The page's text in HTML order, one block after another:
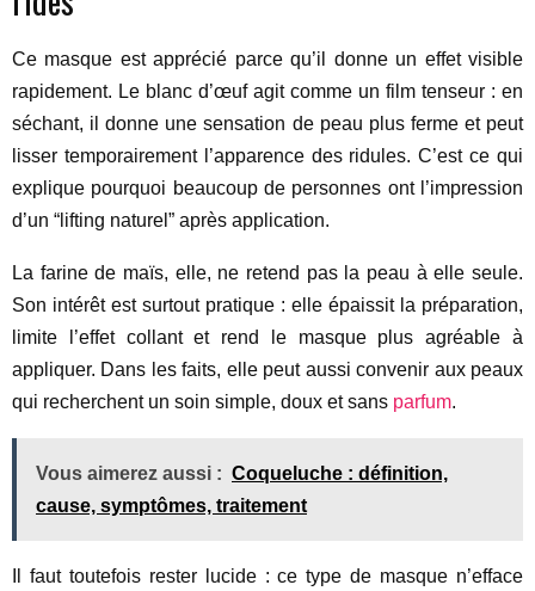
Ce masque est apprécié parce qu’il donne un effet visible
rapidement. Le blanc d’œuf agit comme un film tenseur : en
séchant, il donne une sensation de peau plus ferme et peut
lisser temporairement l’apparence des ridules. C’est ce qui
explique pourquoi beaucoup de personnes ont l’impression
d’un “lifting naturel” après application.
La farine de maïs, elle, ne retend pas la peau à elle seule.
Son intérêt est surtout pratique : elle épaissit la préparation,
limite l’effet collant et rend le masque plus agréable à
appliquer. Dans les faits, elle peut aussi convenir aux peaux
qui recherchent un soin simple, doux et sans parfum.
Vous aimerez aussi : Coqueluche : définition,
cause, symptômes, traitement
Il faut toutefois rester lucide : ce type de masque n’efface